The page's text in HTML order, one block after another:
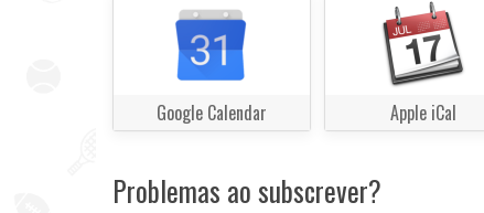
Google Calendar Apple iCal
Problemas ao subscrever?